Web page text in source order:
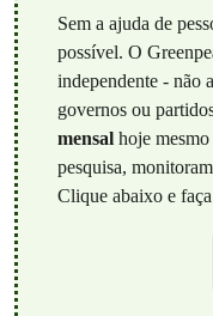
Sem a ajuda de
possível. O
independente - não
governos ou
mensalhoje mesmo
pesquisa,
Clique abaixo e